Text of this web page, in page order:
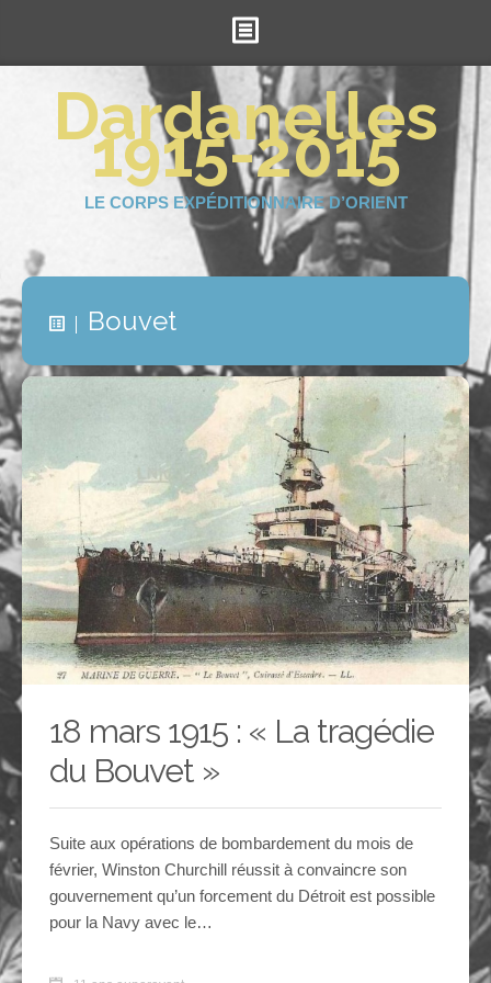
Accueil
Le projet
La Royale
Les Britanniques
Les Ottomans
Dardanelles
1915-2015
LE CORPS EXPÉDITIONNAIRE D’ORIENT
Bouvet
18 mars 1915 : « La tragédie
du Bouvet »
Suite aux opérations de bombardement du mois de
février, Winston Churchill réussit à convaincre son
gouvernement qu’un forcement du Détroit est possible
pour la Navy avec le…